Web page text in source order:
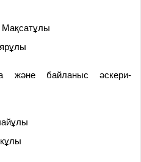
Мақсатұлы
және байланыс әскери-